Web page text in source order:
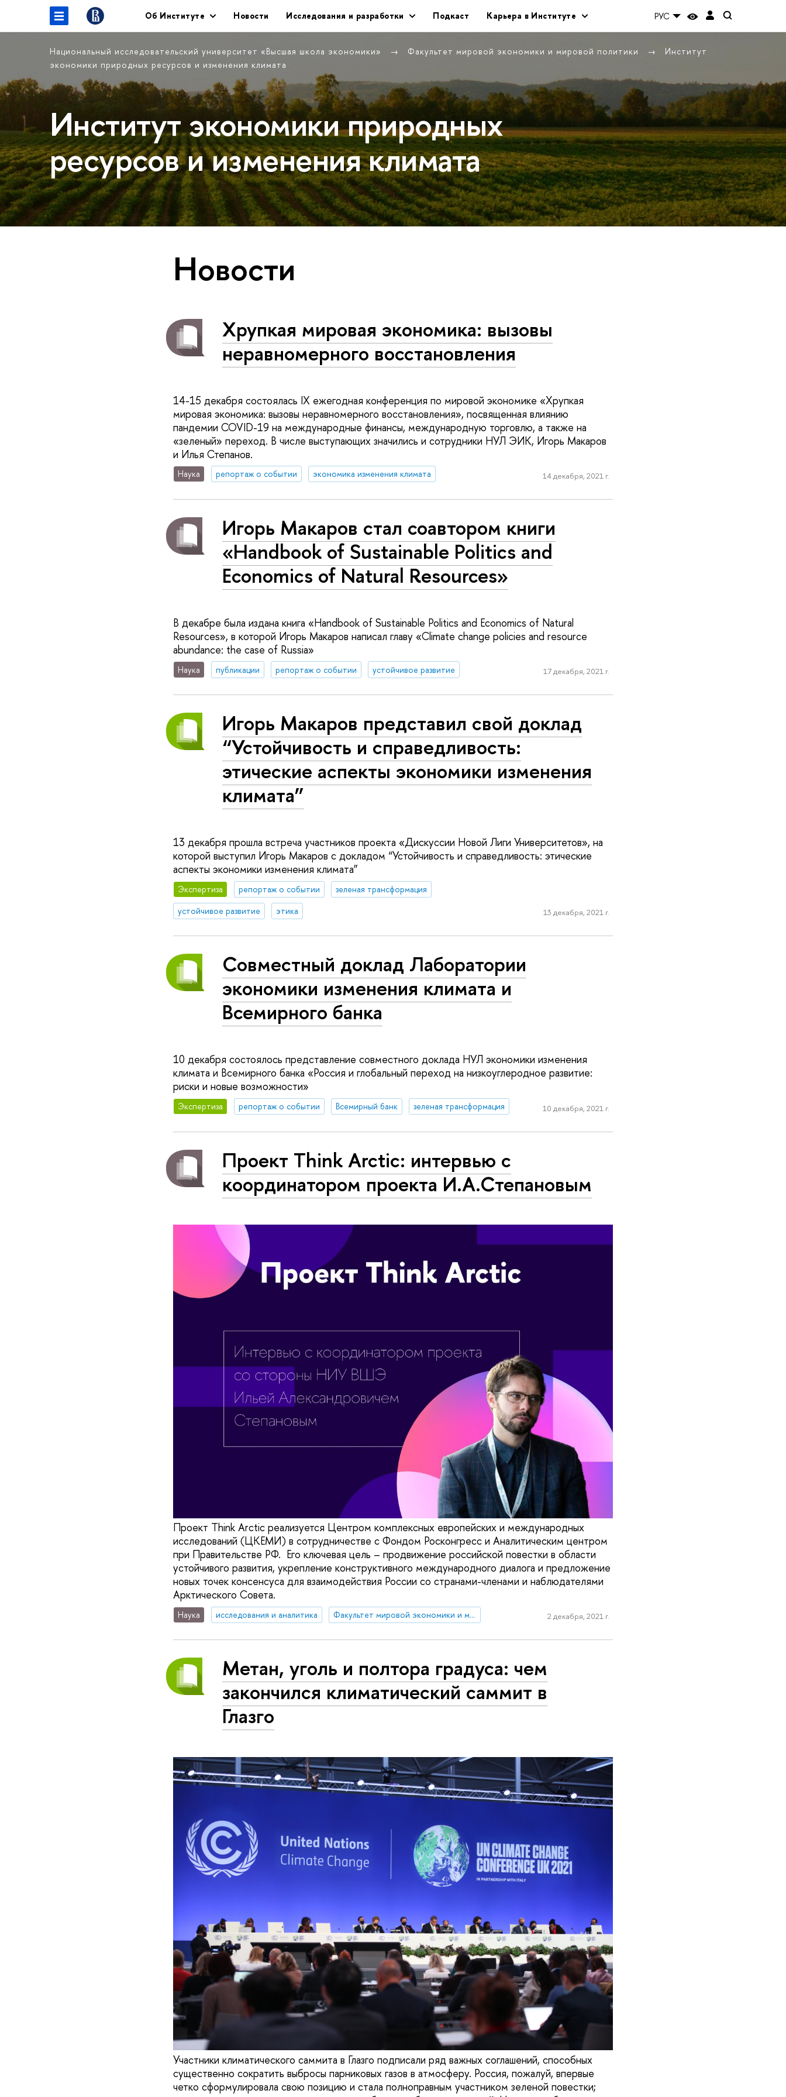
Об Институте Новости Исследования и разработки Подкаст Карьера в Институте РУС
Национальный исследовательский университет «Высшая школа экономики» Факультет мировой экономики и мировой политики
Институт
экономики природных ресурсов и изменения климата
Институт экономики природных
ресурсов и изменения климата
Новости
Хрупкая мировая экономика: вызовы
неравномерного восстановления
14-15 декабря состоялась IX ежегодная конференция по мировой экономике «Хрупкая
мировая экономика: вызовы неравномерного восстановления», посвященная влиянию
пандемии COVID-19 на международные финансы, международную торговлю, а также на
«зеленый» переход. В числе выступающих значились и сотрудники НУЛ ЭИК, Игорь Макаров
и Илья Степанов.
Наука репортаж о событии экономика изменения климата 14 декабря, 2021 г.
Игорь Макаров стал соавтором книги
«Handbook of Sustainable Politics and
Economics of Natural Resources»
В декабре была издана книга «Handbook of Sustainable Politics and Economics of Natural
Resources», в которой Игорь Макаров написал главу «Climate change policies and resource
abundance: the case of Russia»
Наука публикации репортаж о событии устойчивое развитие 17 декабря, 2021 г.
Игорь Макаров представил свой доклад
“Устойчивость и справедливость:
этические аспекты экономики изменения
климата”
13 декабря прошла встреча участников проекта «Дискуссии Новой Лиги Университетов», на
которой выступил Игорь Макаров с докладом “Устойчивость и справедливость: этические
аспекты экономики изменения климата”
Экспертиза репортаж о событии
зеленая трансформация
устойчивое развитие
этика 13 декабря, 2021 г.
Совместный доклад Лаборатории
экономики изменения климата и
Всемирного банка
10 декабря состоялось представление совместного доклада НУЛ экономики изменения
климата и Всемирного банка «Россия и глобальный переход на низкоуглеродное развитие:
риски и новые возможности»
Экспертиза репортаж о событии Всемирный банк зеленая трансформация 10 декабря, 2021 г.
Проект Think Arctic: интервью с
координатором проекта И.А.Степановым
Проект Think Arctic реализуется Центром комплексных европейских и международных
исследований (ЦКЕМИ) в сотрудничестве с Фондом Росконгресс и Аналитическим центром
при Правительстве РФ. Его ключевая цель – продвижение российской повестки в области
устойчивого развития, укрепление конструктивного международного диалога и предложение
новых точек консенсуса для взаимодействия России со странами-членами и наблюдателями
Арктического Совета.
Наука исследования и аналитика Факультет мировой экономики и мировой политики 2 декабря, 2021 г.
Метан, уголь и полтора градуса: чем
закончился климатический саммит в
Глазго
Участники климатического саммита в Глазго подписали ряд важных соглашений, способных
существенно сократить выбросы парниковых газов в атмосферу. Россия, пожалуй, впервые
четко сформулировала свою позицию и стала полноправным участником зеленой повестки;